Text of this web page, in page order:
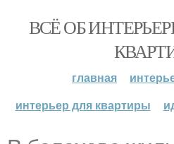
ВСЁ ОБ
главная
интерьер для квартиры